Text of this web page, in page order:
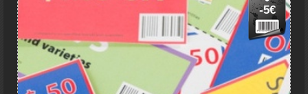
-5€